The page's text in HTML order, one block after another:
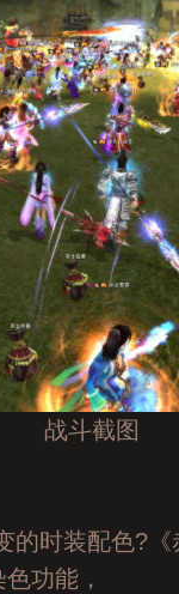
战斗截图
时装配色?《
功能，